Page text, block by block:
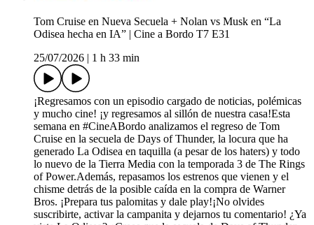
Tom Cruise en Nueva Secuela + Nolan vs Musk en “La
Odisea hecha en IA” | Cine a Bordo T7 E31
25/07/2026
1 h 33 min
¡Regresamos con un episodio cargado de noticias, polémicas
y mucho cine! ¡y regresamos al sillón de nuestra casa!Esta
semana en #CineABordo analizamos el regreso de Tom
Cruise en la secuela de Days of Thunder, la locura que ha
generado La Odisea en taquilla (a pesar de los haters) y todo
lo nuevo de la Tierra Media con la temporada 3 de The Rings
of Power.Además, repasamos los estrenos que vienen y el
chisme detrás de la posible caída en la compra de Warner
Bros. ¡Prepara tus palomitas y dale play!¡No olvides
suscribirte, activar la campanita y dejarnos tu comentario! ¿Ya